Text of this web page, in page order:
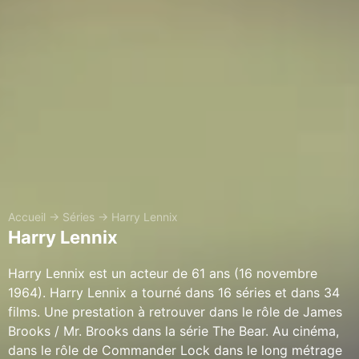
Accueil → Séries → Harry Lennix
Harry Lennix
Harry Lennix est un acteur de 61 ans (16 novembre
1964). Harry Lennix a tourné dans 16 séries et dans 34
films. Une prestation à retrouver dans le rôle de James
Brooks / Mr. Brooks dans la série The Bear. Au cinéma,
dans le rôle de Commander Lock dans le long métrage